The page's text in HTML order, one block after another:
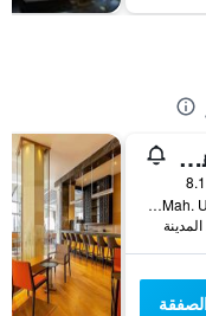
ليف سويت هوتل
Huzurevleri Mah. Urfa Bulvari No: 38/1, ديار بكر, تركيا